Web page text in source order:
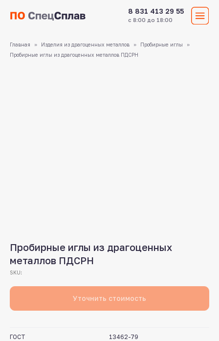
8 831 413 29 55
Главная Изделия из драгоценных металлов
Пробирные иглы
Пробирные иглы из драгоценных металлов ПДСРН
Пробирные иглы из драгоценных
металлов ПДСРН
SKU:
Уточнить стоимость
ГОСТ 13462-79